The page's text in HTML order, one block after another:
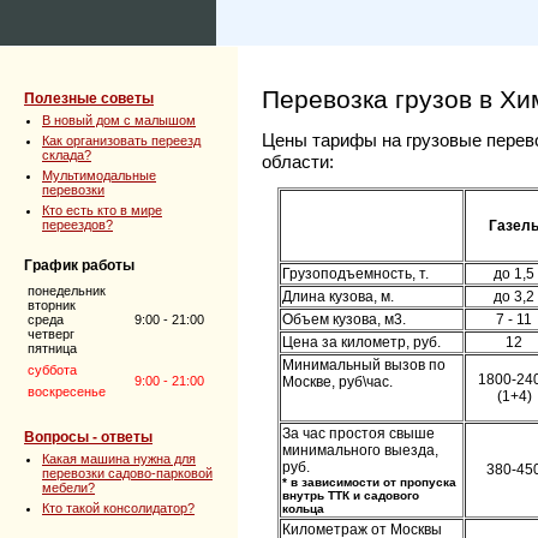
Полезные советы
В новый дом с малышом
Как организовать переезд
склада?
Мультимодальные
перевозки
Кто есть кто в мире
переездов?
График работы
понедельник
вторник
среда
четверг
пятница
9:00 - 21:00
суббота
9:00 - 21:00
воскресенье
Вопросы - ответы
Какая машина нужна для
перевозки садово-парковой
мебели?
Кто такой консолидатор?
Перевозка грузов в
Цены тарифы на грузовые
области:
Газель
Грузоподъемность, т.
до 1,5
Длина кузова, м.
до 3,2
Объем кузова, м3.
7 - 11
Цена за километр, руб.
12
Минимальный вызов по
Москве, руб\час.
1800-
(1+4)
За час простоя свыше
минимального выезда,
руб.
* в зависимости от пропуска
внутрь ТТК и садового
кольца
380-
Километраж от Москвы